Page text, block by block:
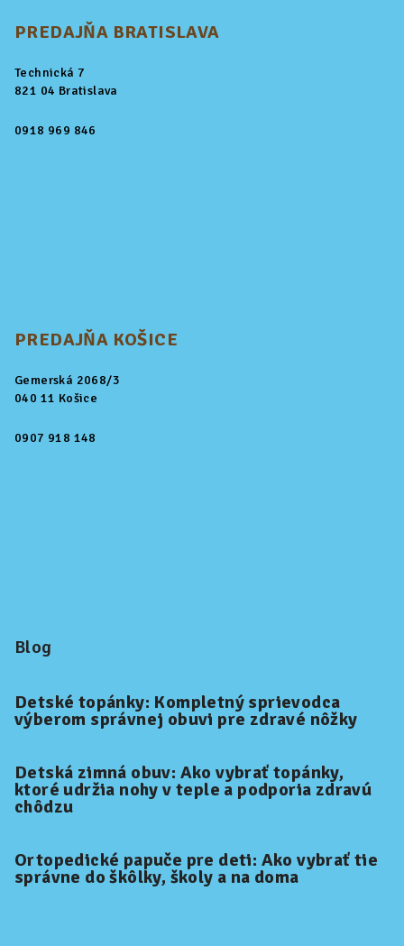
PREDAJŇA BRATISLAVA
Technická 7
821 04 Bratislava
0918 969 846
PREDAJŇA KOŠICE
Gemerská 2068/3
040 11 Košice
0907 918 148
Blog
Detské topánky: Kompletný sprievodca
výberom správnej obuvi pre zdravé nôžky
Detská zimná obuv: Ako vybrať topánky,
ktoré udržia nohy v teple a podporia zdravú
chôdzu
Ortopedické papuče pre deti: Ako vybrať tie
správne do škôlky, školy a na doma